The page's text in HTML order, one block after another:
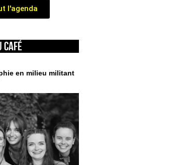
l'agenda
café
en milieu militant